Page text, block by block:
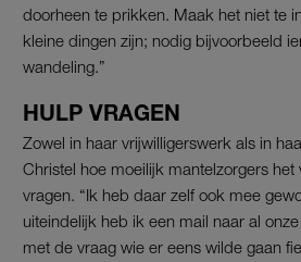
doorheen te prikken. Maak het niet te
kleine dingen zijn; nodig bijvoorbeeld
wandeling.”
HULP VRAGEN
Zowel in haar vrijwilligerswerk als in
Christel hoe moeilijk mantelzorgers
vragen. “Ik heb daar zelf ook mee
uiteindelijk heb ik een mail naar al
met de vraag wie er eens wilde gaan